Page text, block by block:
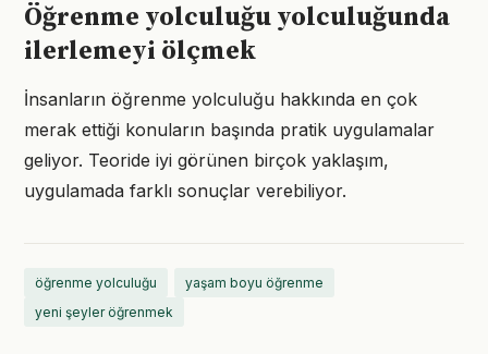
Öğrenme yolculuğu yolculuğunda
ilerlemeyi ölçmek
İnsanların öğrenme yolculuğu hakkında en çok
merak ettiği konuların başında pratik uygulamalar
geliyor. Teoride iyi görünen birçok yaklaşım,
uygulamada farklı sonuçlar verebiliyor.
öğrenme yolculuğu
yaşam boyu öğrenme
yeni şeyler öğrenmek